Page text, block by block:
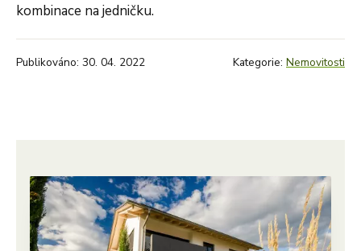
kombinace na jedničku.
Publikováno: 30. 04. 2022 Kategorie: Nemovitosti